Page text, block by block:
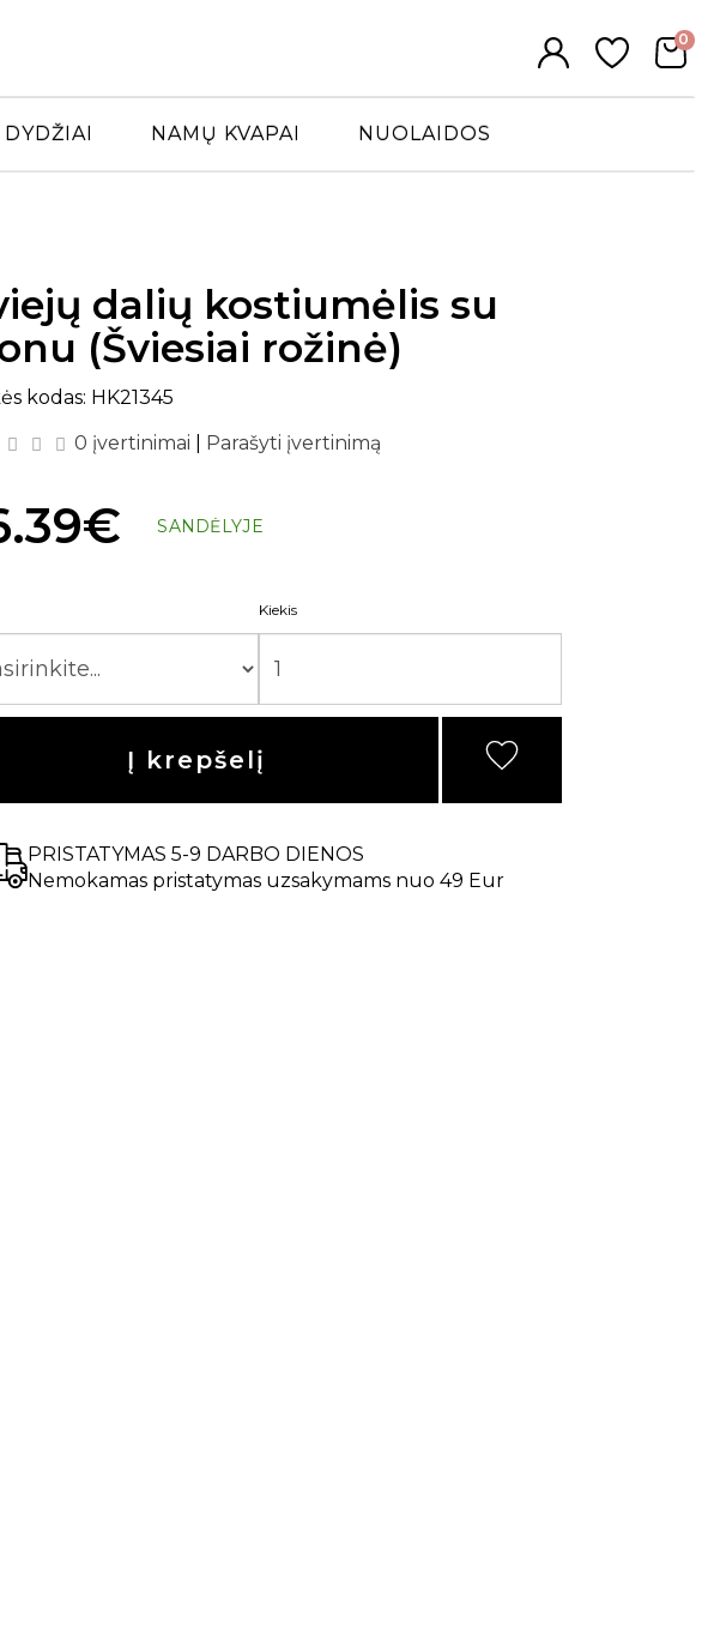
0
NAMŲ KVAPAI NUOLAIDOS
dalių kostiumėlis su
(Šviesiai rožinė)
kodas: HK21345
0 įvertinimai
Parašyti įvertinimą
SANDĖLYJE
Kiekis
Į krepšelį
PRISTATYMAS 5-9 DARBO DIENOS
Nemokamas pristatymas uzsakymams nuo 49 Eur